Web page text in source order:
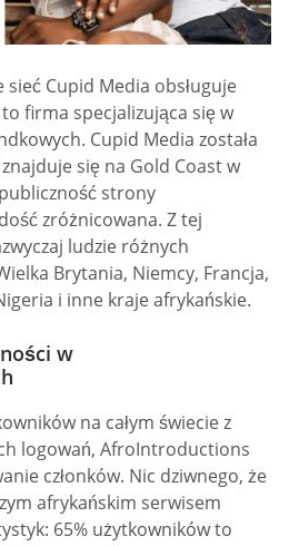
sieć Cupid Media obsługuje
firma specjalizująca się w
Cupid Media została
się na Gold Coast w
strony
zróżnicowana. Z tej
ludzie różnych
Brytania, Niemcy, Francja,
i inne kraje afrykańskie.
w
na całym świecie z
logowań, AfroIntroductions
członków. Nic dziwnego, że
afrykańskim serwisem
65% użytkowników to